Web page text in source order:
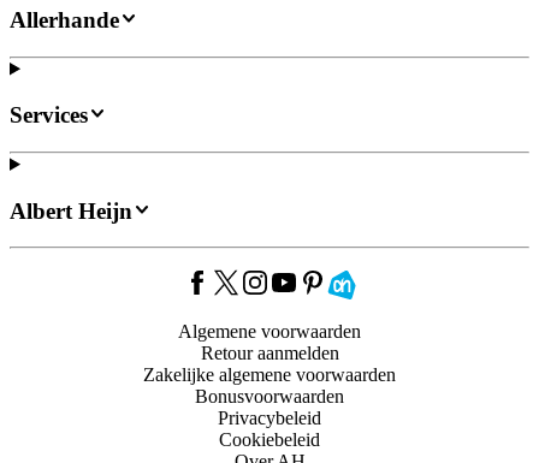
Allerhande
Services
Albert Heijn
Algemene voorwaarden
Retour aanmelden
Zakelijke algemene voorwaarden
Bonusvoorwaarden
Privacybeleid
Cookiebeleid